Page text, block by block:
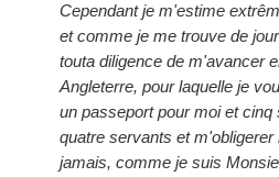
Cependant je m'estime
et comme je me trouve de
touta diligence de m'avancer
Angleterre, pour laquelle je
un passeport pour moi et
quatre servants et
jamais, comme je suis